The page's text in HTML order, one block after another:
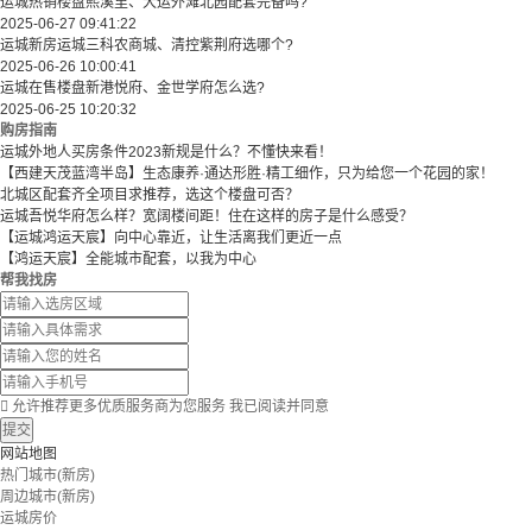
2025-06-27 09:41:22
运城新房运城三科农商城、清控紫荆府选哪个?
2025-06-26 10:00:41
运城在售楼盘新港悦府、金世学府怎么选?
2025-06-25 10:20:32
购房指南
运城外地人买房条件2023新规是什么？不懂快来看！
【西建天茂蓝湾半岛】生态康养·通达形胜·精工细作，只为给您一个花园的家！
北城区配套齐全项目求推荐，选这个楼盘可否？
运城吾悦华府怎么样？宽阔楼间距！住在这样的房子是什么感受？
【运城鸿运天宸】向中心靠近，让生活离我们更近一点
【鸿运天宸】全能城市配套，以我为中心
帮我找房
 允许推荐更多优质服务商为您服务 我已阅读并同意
提交
网站地图
热门城市(新房)
周边城市(新房)
运城房价